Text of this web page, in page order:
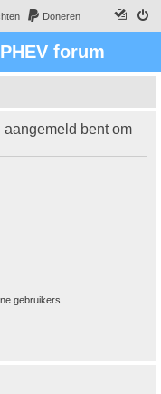
Doneren
forum
aangemeld bent om
gebruikers